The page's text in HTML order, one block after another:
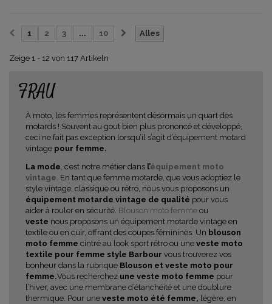
Alles
1 2 3 ... 10
Zeige 1 - 12 von 117 Artikeln
FRAU
À moto, les femmes représentent désormais un quart des
motards ! Souvent au gout bien plus prononcé et développé,
ceci ne fait pas exception lorsqu’il s’agit d’équipement motard
vintage pour femme.
La mode, c’est notre métier dans l’équipement moto
vintage. En tant que femme motarde, que vous adoptiez le
style vintage, classique ou rétro, nous vous proposons un
équipement motarde vintage de qualité pour vous
aider à rouler en sécurité. Blouson moto femme ou
veste nous proposons un équipement motarde vintage en
textile ou en cuir, offrant des coupes féminines. Un blouson
moto femme cintré au look sport rétro ou une veste moto
textile pour femme style Barbour vous trouverez vos
bonheur dans la rubrique Blouson et veste moto pour
femme.Vous recherchez une veste moto femme pour
l’hiver, avec une membrane d’étanchéité et une doublure
thermique. Pour une veste moto été femme, légère, en